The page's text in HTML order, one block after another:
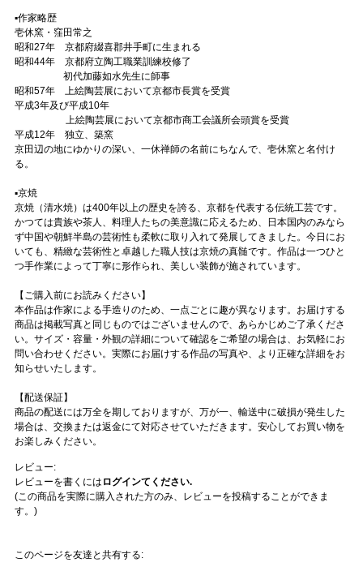
▪️作家略歴
壱休窯・窪田常之
昭和27年 京都府綴喜郡井手町に生まれる
昭和44年 京都府立陶工職業訓練校修了
初代加藤如水先生に師事
昭和57年 上絵陶芸展において京都市長賞を受賞
平成3年及び平成10年
上絵陶芸展において京都市商工会議所会頭賞を受賞
平成12年 独立、築窯
京田辺の地にゆかりの深い、一休禅師の名前にちなんで、壱休窯と名付け
る。
▪️京焼
京焼（清水焼）は400年以上の歴史を誇る、京都を代表する伝統工芸です。
かつては貴族や茶人、料理人たちの美意識に応えるため、日本国内のみなら
ず中国や朝鮮半島の芸術性も柔軟に取り入れて発展してきました。今日にお
いても、精緻な芸術性と卓越した職人技は京焼の真髄です。作品は一つひと
つ手作業によって丁寧に形作られ、美しい装飾が施されています。
【ご購入前にお読みください】
本作品は作家による手造りのため、一点ごとに趣が異なります。お届けする
商品は掲載写真と同じものではございませんので、あらかじめご了承くださ
い。サイズ・容量・外観の詳細について確認をご希望の場合は、お気軽にお
問い合わせください。実際にお届けする作品の写真や、より正確な詳細をお
知らせいたします。
【配送保証】
商品の配送には万全を期しておりますが、万が一、輸送中に破損が発生した
場合は、交換または返金にて対応させていただきます。安心してお買い物を
お楽しみください。
レビュー:
レビューを書くには ログインてください.
(この商品を実際に購入された方のみ、レビューを投稿することができま
す。)
このページを友達と共有する: